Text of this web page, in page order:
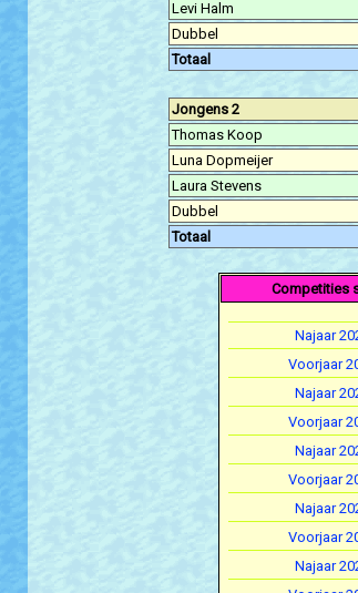
Levi Halm
Dubbel
Totaal
Jongens 2
Thomas Koop
Luna Dopmeijer
Laura Stevens
Dubbel
Totaal
Competities
Najaar
Voorjaar
Najaar
Voorjaar
Najaar
Voorjaar
Najaar
Voorjaar
Najaar